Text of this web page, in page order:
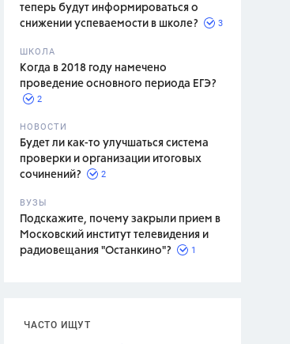
теперь будут информироваться о
снижении успеваемости в школе?
3
ШКОЛА
Когда в 2018 году намечено
проведение основного периода ЕГЭ?
2
НОВОСТИ
Будет ли как-то улучшаться система
проверки и организации итоговых
сочинений?
2
ВУЗЫ
Подскажите, почему закрыли прием в
Московский институт телевидения и
радиовещания "Останкино"?
1
ЧАСТО ИЩУТ